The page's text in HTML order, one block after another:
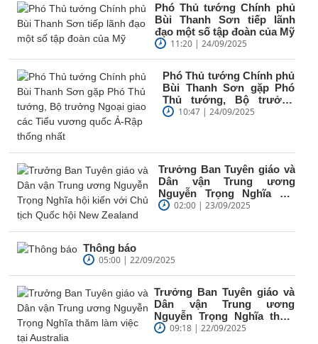
Phó Thủ tướng Chính phủ
Bùi Thanh Sơn tiếp lãnh
đạo một số tập đoàn của Mỹ
11:20 | 24/09/2025
Phó Thủ tướng Chính phủ
Bùi Thanh Sơn gặp Phó
Thủ tướng, Bộ trưởng
Ngoại giao các Tiểu
10:47 | 24/09/2025
Trưởng Ban Tuyên giáo và
Dân vận Trung ương
Nguyễn Trọng Nghĩa hội
kiến với Chủ tịch Quốc hội
02:00 | 23/09/2025
Thông báo
05:00 | 22/09/2025
Trưởng Ban Tuyên giáo và
Dân vận Trung ương
Nguyễn Trọng Nghĩa thăm
làm việc tại Australia
09:18 | 22/09/2025